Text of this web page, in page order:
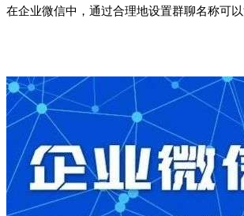
在企业微信中，通过合理地设置群聊名称可